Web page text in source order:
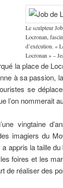
Le sculpteur
Locronan,
d’exécution. «
Locronan » –
la place de
à sa
se
l’on nommerait
vingtaine
imagiers du
appris la taille
foires et les
de réaliser des